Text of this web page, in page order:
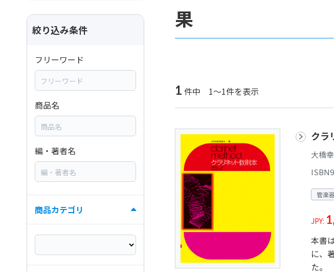
果
1 件中 1～1件を表示
クラ
大橋
管楽
JPY:
本書
に、
た。
絞り込み条件
フリーワード
商品名
編・著者名
商品カテゴリ